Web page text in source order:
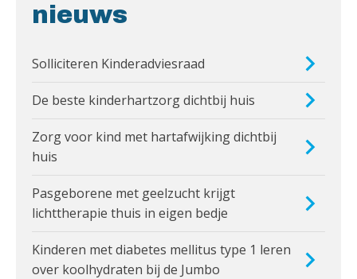
nieuws
Solliciteren Kinderadviesraad
De beste kinderhartzorg dichtbij huis
Zorg voor kind met hartafwijking dichtbij
huis
Pasgeborene met geelzucht krijgt
lichttherapie thuis in eigen bedje
Kinderen met diabetes mellitus type 1 leren
over koolhydraten bij de Jumbo